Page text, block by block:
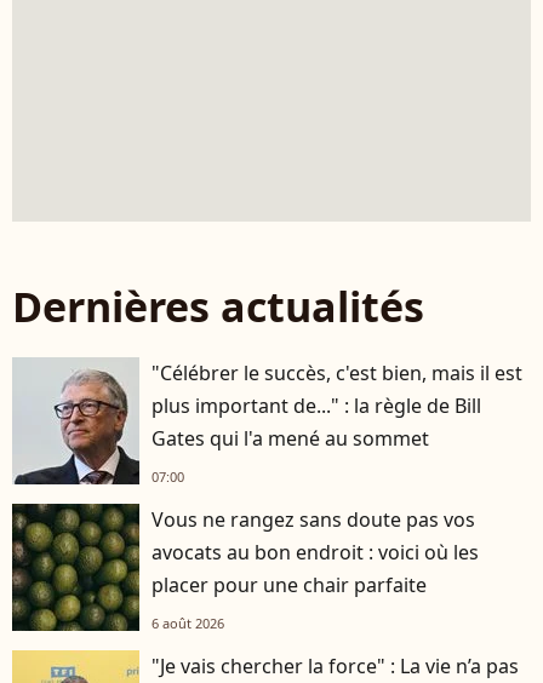
Dernières actualités
"Célébrer le succès, c'est bien, mais il est
plus important de..." : la règle de Bill
Gates qui l'a mené au sommet
07:00
Vous ne rangez sans doute pas vos
avocats au bon endroit : voici où les
placer pour une chair parfaite
6 août 2026
"Je vais chercher la force" : La vie n’a pas